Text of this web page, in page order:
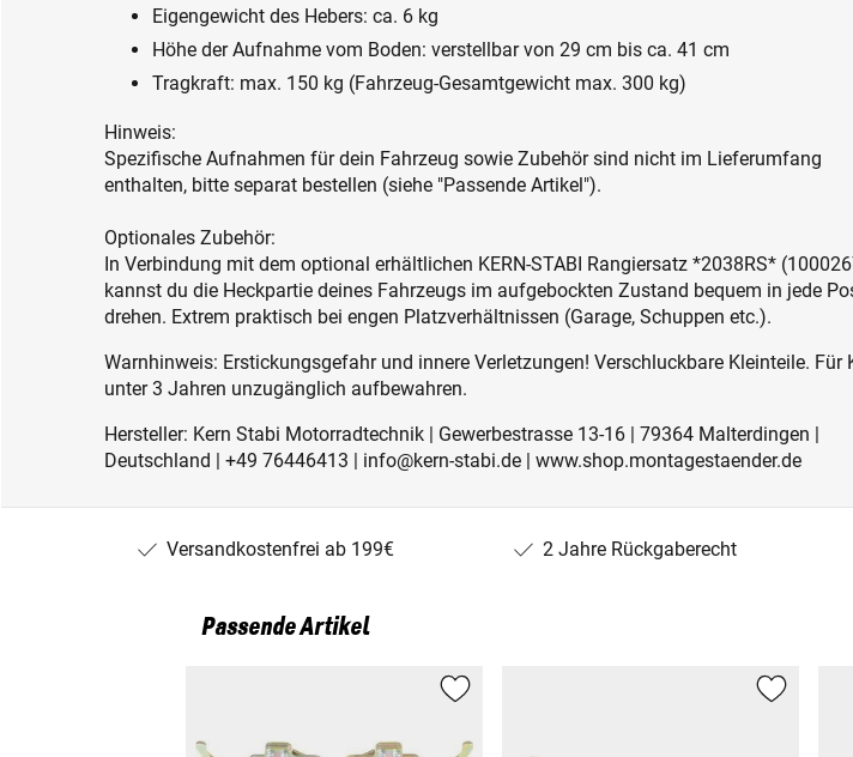
Eigengewicht des Hebers: ca. 6 kg
Höhe der Aufnahme vom Boden: verstellbar von 29 cm bis ca. 41 cm
Tragkraft: max. 150 kg (Fahrzeug-Gesamtgewicht max. 300 kg)
Hinweis:
Spezifische Aufnahmen für dein Fahrzeug sowie Zubehör sind nicht im Lieferumfang
enthalten, bitte separat bestellen (siehe "Passende Artikel").
Optionales Zubehör:
In Verbindung mit dem optional erhältlichen KERN-STABI Rangiersatz *2038RS*
kannst du die Heckpartie deines Fahrzeugs im aufgebockten Zustand bequem in jede
drehen. Extrem praktisch bei engen Platzverhältnissen (Garage, Schuppen etc.).
Warnhinweis: Erstickungsgefahr und innere Verletzungen! Verschluckbare Kleinteile. Für
unter 3 Jahren unzugänglich aufbewahren.
Hersteller: Kern Stabi Motorradtechnik | Gewerbestrasse 13-16 | 79364 Malterdingen |
Deutschland | +49 76446413 | info@kern-stabi.de | www.shop.montagestaender.de
Versandkostenfrei ab 199€ 2 Jahre Rückgaberecht
Passende Artikel